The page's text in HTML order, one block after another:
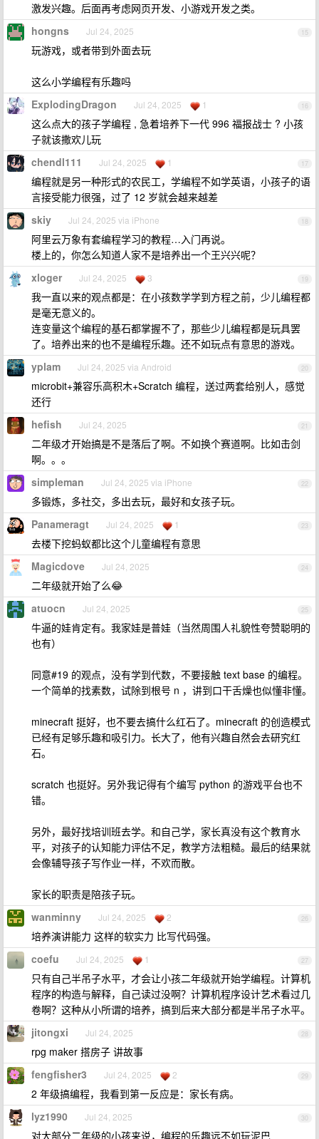
激发兴趣。后面再考虑网页开发、小游戏开发之类。
15
hongns Jul 24, 2025
玩游戏，或者带到外面去玩
这么小学编程有乐趣吗
16
ExplodingDragon Jul 24, 2025 1
这么点大的孩子学编程 , 急着培养下一代 996 福报战士 ? 小孩
子就该撒欢儿玩
17
chendl111 Jul 24, 2025 1
编程就是另一种形式的农民工，学编程不如学英语，小孩子的语
言接受能力很强，过了 12 岁就会越来越差
18
skiy Jul 24, 2025 via iPhone
阿里云万象有套编程学习的教程…入门再说。
楼上的，你怎么知道人家不是培养出一个王兴兴呢？
19
xloger Jul 24, 2025 3
我一直以来的观点都是：在小孩数学学到方程之前，少儿编程都
是毫无意义的。
连变量这个编程的基石都掌握不了，那些少儿编程都是玩具罢
了。培养出来的也不是编程乐趣。还不如玩点有意思的游戏。
20
yplam Jul 24, 2025 via Android
microbit+兼容乐高积木+Scratch 编程，送过两套给别人，感觉
还行
21
hefish Jul 24, 2025
二年级才开始搞是不是落后了啊。不如换个赛道啊。比如击剑
啊。。。
22
simpleman Jul 24, 2025 via iPhone
多锻炼，多社交，多出去玩，最好和女孩子玩。
23
Panameragt Jul 24, 2025 1
去楼下挖蚂蚁都比这个儿童编程有意思
24
Magicdove Jul 24, 2025
二年级就开始了么😂
25
atuocn Jul 24, 2025
牛逼的娃肯定有。我家娃是普娃（当然周围人礼貌性夸赞聪明的
也有）
同意#19 的观点，没有学到代数，不要接触 text base 的编程。
一个简单的找素数，试除到根号 n ，讲到口干舌燥也似懂非懂。
minecraft 挺好，也不要去搞什么红石了。minecraft 的创造模式
已经有足够乐趣和吸引力。长大了，他有兴趣自然会去研究红
石。
scratch 也挺好。另外我记得有个编写 python 的游戏平台也不
错。
另外，最好找培训班去学。和自己学，家长真没有这个教育水
平，对孩子的认知能力评估不足，教学方法粗糙。最后的结果就
会像辅导孩子写作业一样，不欢而散。
家长的职责是陪孩子玩。
26
wanminny Jul 24, 2025 2
培养演讲能力 这样的软实力 比写代码强。
27
coefu Jul 24, 2025 1
只有自己半吊子水平，才会让小孩二年级就开始学编程。计算机
程序的构造与解释，自己读过没啊？计算机程序设计艺术看过几
卷啊？这种从小所谓的培养，搞到后来大部分都是半吊子水平。
28
jitongxi Jul 24, 2025
rpg maker 搭房子 讲故事
29
fengfisher3 Jul 24, 2025 2
2 年级搞编程，我看到第一反应是：家长有病。
30
lyz1990 Jul 24, 2025
对大部分二年级的小孩来说，编程的乐趣远不如玩泥巴